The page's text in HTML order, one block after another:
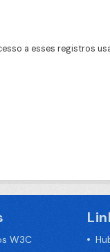
a esses registros
W3C